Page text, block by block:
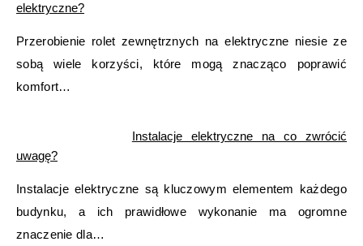
elektryczne?
Przerobienie rolet zewnętrznych na elektryczne niesie ze
sobą wiele korzyści, które mogą znacząco poprawić
komfort…
Instalacje elektryczne na co zwrócić
uwagę?
Instalacje elektryczne są kluczowym elementem każdego
budynku, a ich prawidłowe wykonanie ma ogromne
znaczenie dla…